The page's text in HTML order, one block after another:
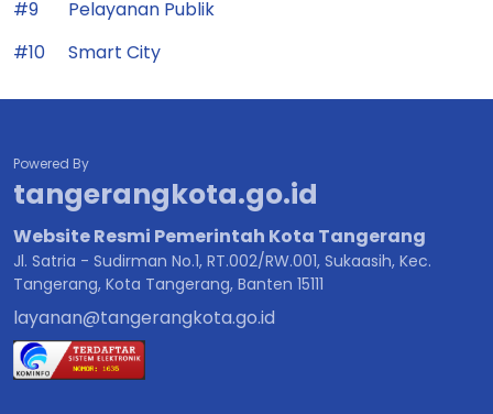
#9
Pelayanan Publik
#10
Smart City
Powered By
tangerangkota.go.id
Website Resmi Pemerintah Kota Tangerang
Jl. Satria - Sudirman No.1, RT.002/RW.001, Sukaasih, Kec.
Tangerang, Kota Tangerang, Banten 15111
layanan@tangerangkota.go.id